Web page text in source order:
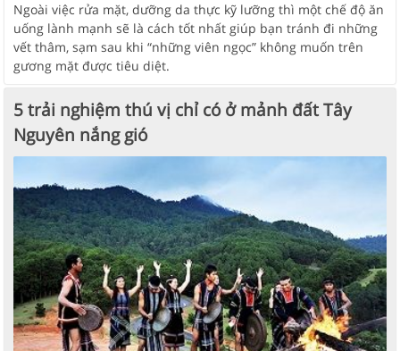
Ngoài việc rửa mặt, dưỡng da thực kỹ lưỡng thì một chế độ ăn
uống lành mạnh sẽ là cách tốt nhất giúp bạn tránh đi những
vết thâm, sạm sau khi “những viên ngọc” không muốn trên
gương mặt được tiêu diệt.
5 trải nghiệm thú vị chỉ có ở mảnh đất Tây
Nguyên nắng gió